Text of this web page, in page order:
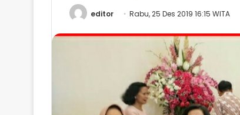
editor Rabu, 25 Des 2019 16:15 WITA